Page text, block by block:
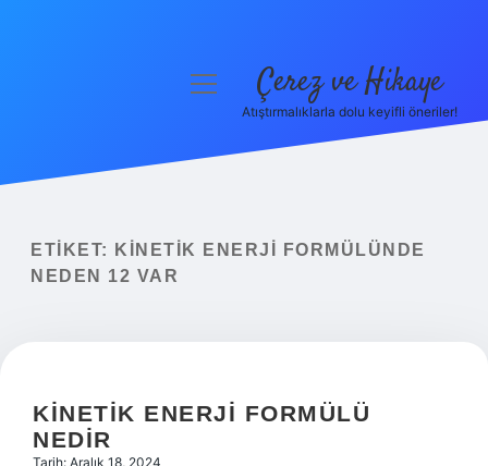
Yasal Uyarı
menüyü Çerez ve Hikaye
Atıştırmalıklarla dolu keyifli öneriler!
ETIKET:
KINETIK ENERJI FORMÜLÜNDE
NEDEN 12 VAR
KINETIK ENERJI FORMÜLÜ
NEDIR
Tarih: Aralık 18, 2024